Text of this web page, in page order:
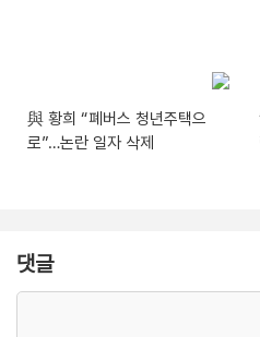
與 황희 “폐버스 청년주택으
로”…논란 일자 삭제
댓글